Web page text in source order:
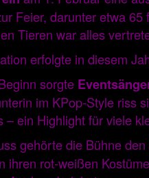
Feier, darunter etwa
Tieren war alles
erfolgte in diesem
sorgte
im KPop‑Style riss
– ein Highlight für viele
gehörte die Bühne den
ihren rot‑weißen